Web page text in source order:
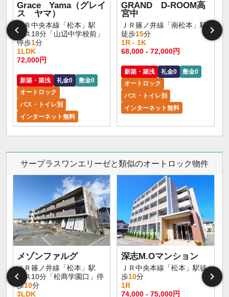
Grace Yama（グレイ
ス ヤマ）
ＪＲ中央本線「松本」駅
バス18分「山辺中学校前」
停歩1分
1LDK
72,000円
新築・築浅 礼金0
敷金0
オートロック
バス・トイレ別
インターネット無料
GRAND D-ROOM高
宮中
ＪＲ篠ノ井線「南松本」駅
徒歩15分
1R - 1K
68,000 - 72,000円
新築・築浅 礼金0
敷金0
オートロック
バス・トイレ別
インターネット無料
サープラスワンエリーゼと類似のオートロック物件
メゾンファルグ
ＪＲ篠ノ井線「松本」駅
バス10分「松商学園口」停
歩10分
3LDK
深志M.Oマンション
ＪＲ中央本線「松本」駅徒
歩10分
1R
74,000 - 75,000円